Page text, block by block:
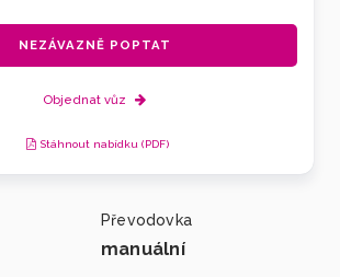
NEZÁVAZNĚ POPTAT
Objednat vůz
Stáhnout nabídku (PDF)
Převodovka
manuální